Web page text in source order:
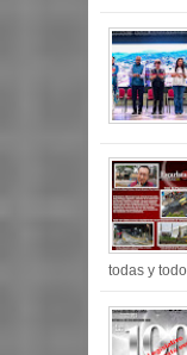
todas y